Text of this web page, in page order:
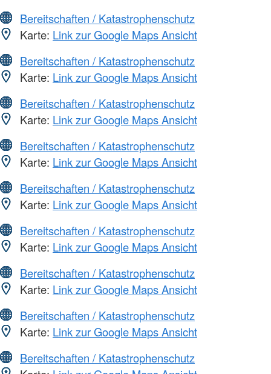
Bereitschaften / Katastrophenschutz
Karte: Link zur Google Maps Ansicht
Bereitschaften / Katastrophenschutz
Karte: Link zur Google Maps Ansicht
Bereitschaften / Katastrophenschutz
Karte: Link zur Google Maps Ansicht
Bereitschaften / Katastrophenschutz
Karte: Link zur Google Maps Ansicht
Bereitschaften / Katastrophenschutz
Karte: Link zur Google Maps Ansicht
Bereitschaften / Katastrophenschutz
Karte: Link zur Google Maps Ansicht
Bereitschaften / Katastrophenschutz
Karte: Link zur Google Maps Ansicht
Bereitschaften / Katastrophenschutz
Karte: Link zur Google Maps Ansicht
Bereitschaften / Katastrophenschutz